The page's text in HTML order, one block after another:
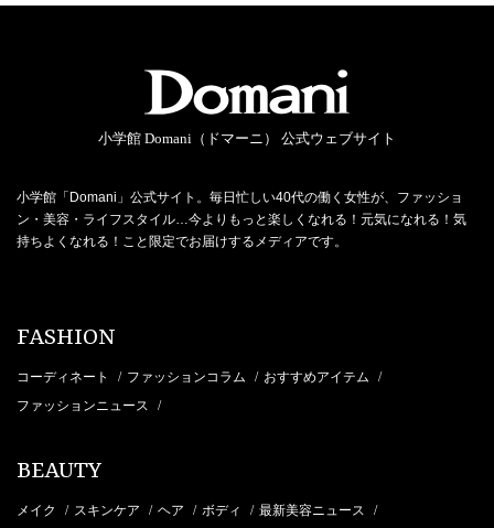
小学館 Domani（ドマーニ） 公式ウェブサイト
小学館「Domani」公式サイト。毎日忙しい40代の働く女性が、ファッショ
ン・美容・ライフスタイル…今よりもっと楽しくなれる！元気になれる！気
持ちよくなれる！こと限定でお届けするメディアです。
FASHION
コーディネート / ファッションコラム / おすすめアイテム /
ファッションニュース /
BEAUTY
メイク / スキンケア / ヘア / ボディ / 最新美容ニュース /